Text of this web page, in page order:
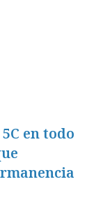
en todo